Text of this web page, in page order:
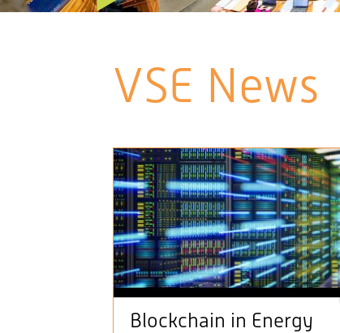
VSE News
Blockchain in Energy